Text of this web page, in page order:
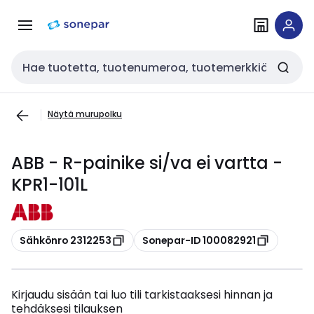
navigointiinsisältöön
Haku
Näytä murupolku
ABB - R-painike si/va ei vartta -
KPR1-101L
Kopioi
Sähkönro 2312253 Kopioi
Sonepar-ID 100082921
Kirjaudu sisään tai luo tili tarkistaaksesi hinnan ja
tehdäksesi tilauksen